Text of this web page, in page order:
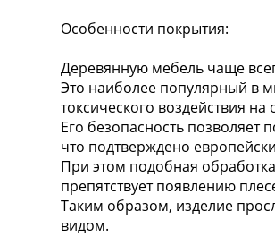
Особенности покрытия:
Деревянную мебель чаще
Это наиболее популярный в
токсического воздействия на
Его безопасность позволяет
что подтверждено
При этом подобная
препятствует появлению
Таким образом, изделие
видом.